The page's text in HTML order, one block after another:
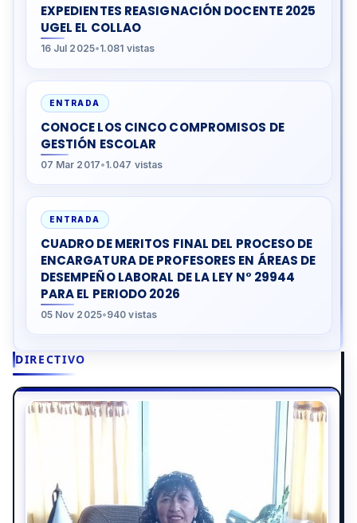
DIRECTIVO
EXPEDIENTES REASIGNACIÓN DOCENTE 2025
UGEL EL COLLAO
16 Jul 2025•1.081 vistas
ENTRADA
CONOCE LOS CINCO COMPROMISOS DE
GESTIÓN ESCOLAR
07 Mar 2017•1.047 vistas
ENTRADA
CUADRO DE MERITOS FINAL DEL PROCESO DE
ENCARGATURA DE PROFESORES EN ÁREAS DE
DESEMPEÑO LABORAL DE LA LEY N° 29944
PARA EL PERIODO 2026
05 Nov 2025•940 vistas